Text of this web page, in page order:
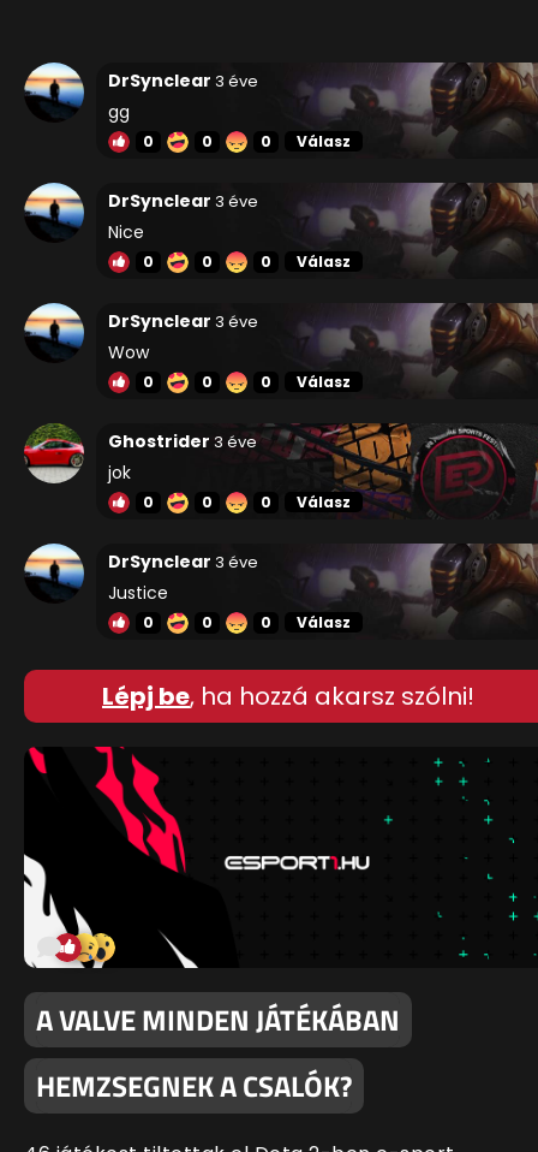
DrSynclear 3 éve
gg
0 0 0 Válasz
DrSynclear 3 éve
Nice
0 0 0 Válasz
DrSynclear 3 éve
Wow
0 0 0 Válasz
Ghostrider 3 éve
jok
0 0 0 Válasz
DrSynclear 3 éve
Justice
0 0 0 Válasz
Lépj be, ha hozzá akarsz szólni!
A VALVE MINDEN JÁTÉKÁBAN
HEMZSEGNEK A CSALÓK?